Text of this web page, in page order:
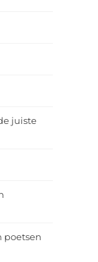
juiste
poetsen